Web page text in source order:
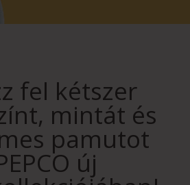
fel kétszer
mintát és
pamutot
új